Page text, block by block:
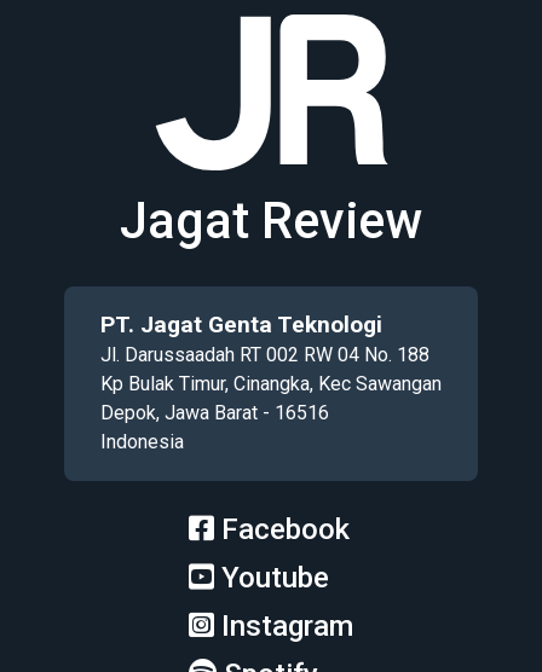
Jagat Review
PT. Jagat Genta Teknologi
Jl. Darussaadah RT 002 RW 04 No. 188
Kp Bulak Timur, Cinangka, Kec Sawangan
Depok, Jawa Barat - 16516
Indonesia
Facebook
Youtube
Instagram